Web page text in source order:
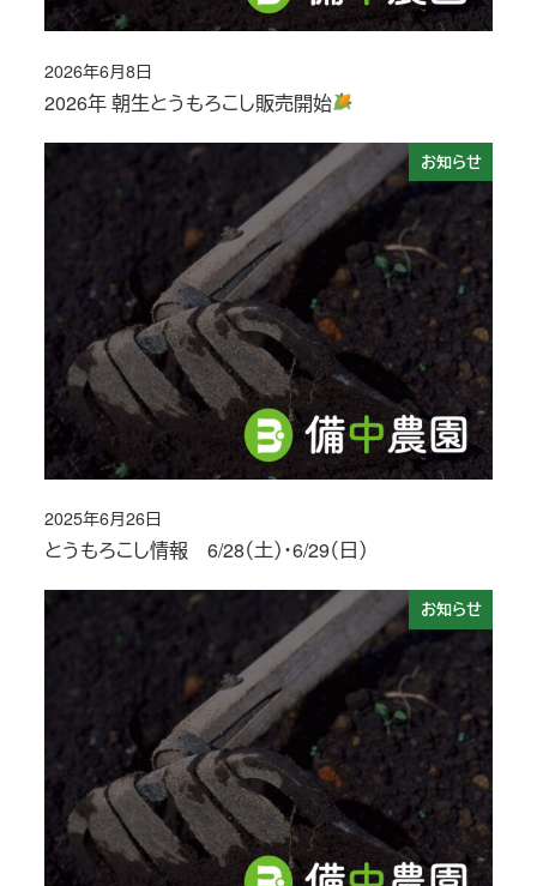
2026年 朝生とうもろこし販売開始
投稿日
2026年6月8日
お知らせ
とうもろこし情報 6/28（土）・6/29（日）
投稿日
2025年6月26日
お知らせ